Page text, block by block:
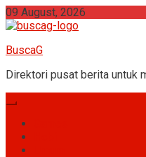
Skip
to
09 August, 2026
BuscaG
Direktori pusat berita untuk